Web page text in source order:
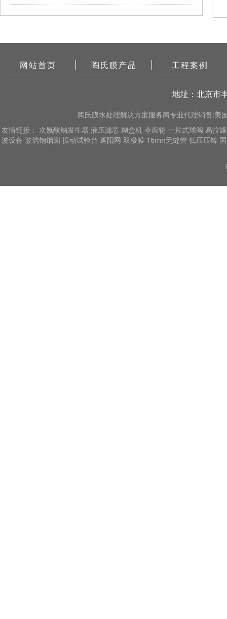
网站首页 陶氏膜产品 工程案例
地址：北京市
陶氏膜水处理解决方案服务商专业代理销售:美
友情链接： 次氯酸钠发生器 液压滤芯 糊盒机 伞齿轮 一片式球阀 易拉
波设备 玻璃钢烟囱 振动试验台 遮阳网 双极膜 16mn无缝管 低压压铸